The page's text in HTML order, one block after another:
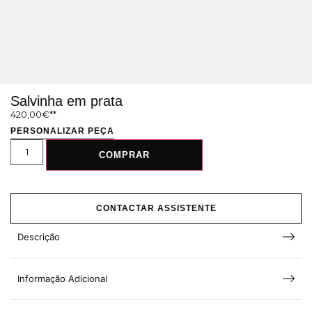
Salvinha em prata
420,00€
PERSONALIZAR PEÇA
COMPRAR
CONTACTAR ASSISTENTE
Descrição
Informação Adicional